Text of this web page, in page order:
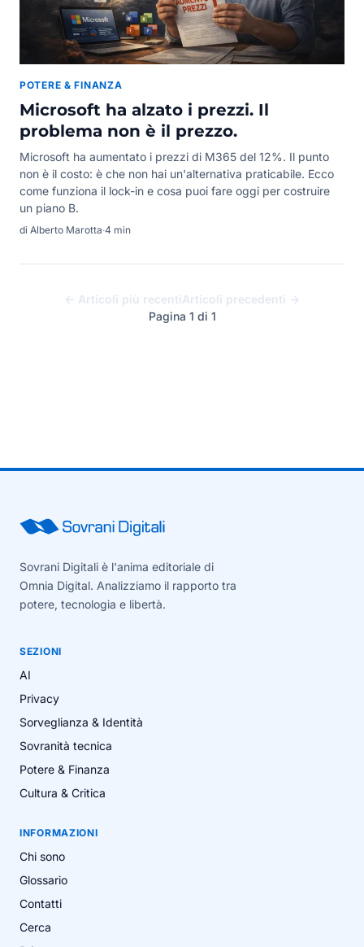
POTERE & FINANZA
Microsoft ha alzato i prezzi. Il
problema non è il prezzo.
Microsoft ha aumentato i prezzi di M365 del 12%. Il punto
non è il costo: è che non hai un'alternativa praticabile. Ecco
come funziona il lock-in e cosa puoi fare oggi per costruire
un piano B.
di Alberto Marotta·4 min
← Articoli più recenti
Pagina 1 di 1
Articoli precedenti →
Sovrani Digitali è l'anima editoriale di
Omnia Digital. Analizziamo il rapporto tra
potere, tecnologia e libertà.
SEZIONI
AI
Privacy
Sorveglianza & Identità
Sovranità tecnica
Potere & Finanza
Cultura & Critica
INFORMAZIONI
Chi sono
Glossario
Contatti
Cerca